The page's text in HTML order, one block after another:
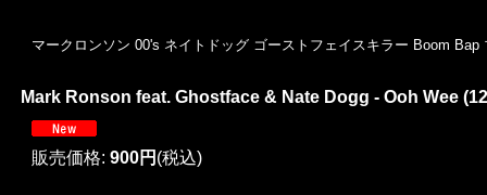
マークロンソン 00's ネイトドッグ ゴーストフェイスキラー Boom Bap
Mark Ronson feat. Ghostface & Nate Dogg - Ooh Wee
販売価格: 900円 (税込)